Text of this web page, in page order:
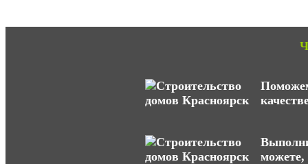
можете,